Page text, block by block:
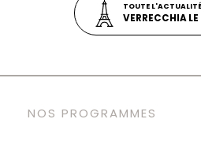
TOUTE
VERRECCHIA
NOS PROGRAMMES